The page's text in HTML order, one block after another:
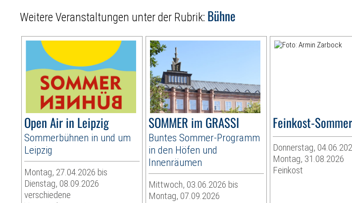
Weitere Veranstaltungen unter der Rubrik: Bühne
Open Air in Leipzig
Sommerbühnen in und um
Leipzig
Montag, 27.04.2026 bis
Dienstag, 08.09.2026
verschiedene
SOMMER im GRASSI
Buntes Sommer-Programm
in den Höfen und
Innenräumen
Mittwoch, 03.06.2026 bis
Montag, 07.09.2026
Feinkost-
Donnerstag,
Montag, 31.08.2026
Feinkost